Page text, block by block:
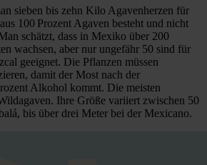
sieben bis zehn Kilo Agavenherzen für
100 Prozent Agaven besteht und nicht
schätzt, dass in Mexiko über 200
wachsen, aber nur ungefähr 50 sind für
geeignet. Die Pflanzen müssen
damit der Most nach der
Alkohol kommt. Die meisten
Ihre Größe variiert zwischen 50
bis über drei Meter bei der Mexicano.